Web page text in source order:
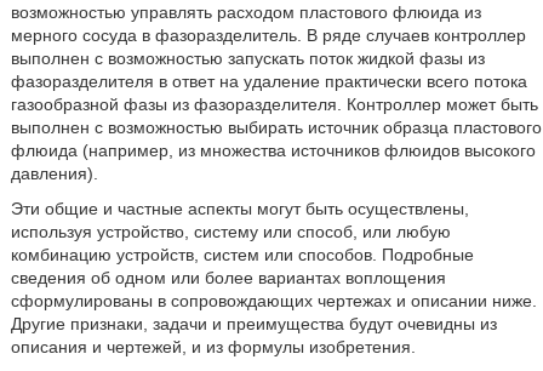
возможностью управлять расходом пластового флюида из
мерного сосуда в фазоразделитель. В ряде случаев контроллер
выполнен с возможностью запускать поток жидкой фазы из
фазоразделителя в ответ на удаление практически всего потока
газообразной фазы из фазоразделителя. Контроллер может быть
выполнен с возможностью выбирать источник образца пластового
флюида (например, из множества источников флюидов высокого
давления).
Эти общие и частные аспекты могут быть осуществлены,
используя устройство, систему или способ, или любую
комбинацию устройств, систем или способов. Подробные
сведения об одном или более вариантах воплощения
сформулированы в сопровождающих чертежах и описании ниже.
Другие признаки, задачи и преимущества будут очевидны из
описания и чертежей, и из формулы изобретения.